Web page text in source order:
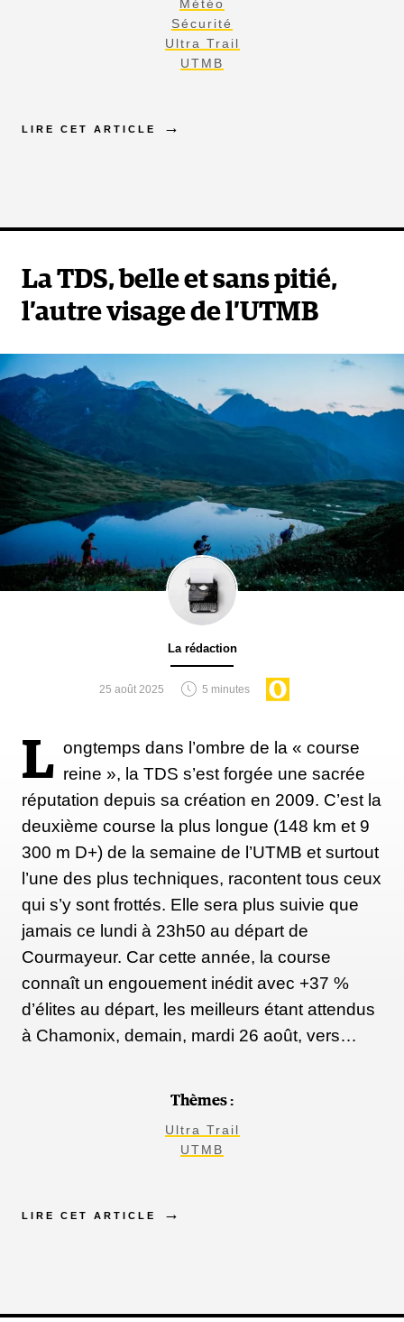
Météo
Sécurité
Ultra Trail
UTMB
LIRE CET ARTICLE
La TDS, belle et sans pitié,
l’autre visage de l’UTMB
La rédaction
25 août 2025 5 minutes
L ongtemps dans l’ombre de la « course
reine », la TDS s’est forgée une sacrée
réputation depuis sa création en 2009. C’est la
deuxième course la plus longue (148 km et 9
300 m D+) de la semaine de l’UTMB et surtout
l’une des plus techniques, racontent tous ceux
qui s’y sont frottés. Elle sera plus suivie que
jamais ce lundi à 23h50 au départ de
Courmayeur. Car cette année, la course
connaît un engouement inédit avec +37 %
d’élites au départ, les meilleurs étant attendus
à Chamonix, demain, mardi 26 août, vers…
Thèmes :
Ultra Trail
UTMB
LIRE CET ARTICLE